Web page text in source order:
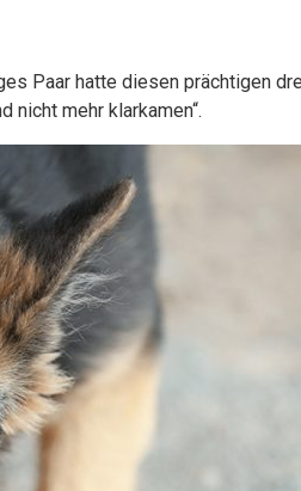
Paar hatte diesen prächtigen
nicht mehr klarkamen“.